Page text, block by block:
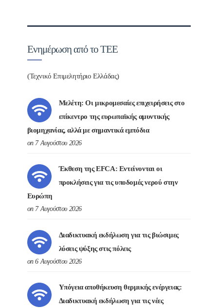
Ενημέρωση από το ΤΕΕ
(Τεχνικό Επιμελητήριο Ελλάδας)
Μελέτη: Οι μικρομεσαίες επιχειρήσεις στο
επίκεντρο της ευρωπαϊκής αμυντικής
βιομηχανίας, αλλά με σημαντικά εμπόδια
on 7 Αυγούστου 2026
Έκθεση της EFCA: Εντείνονται οι
προκλήσεις για τις υποδομές νερού στην
Ευρώπη
on 7 Αυγούστου 2026
Διαδικτυακή εκδήλωση για τις βιώσιμες
λύσεις ψύξης στις πόλεις
on 6 Αυγούστου 2026
Υπόγεια αποθήκευση θερμικής ενέργειας:
Διαδικτυακή εκδήλωση για τις νέες